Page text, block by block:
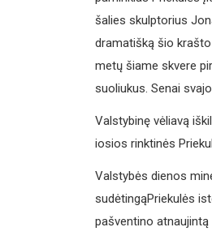
šalies skulptorius
dramatišką šio krašto
metų šiame skvere
suoliukus. Senai
Valstybinę vėliavą
iosios rinktinės
Valstybės dienos
sudėtingąPriekulės
pašventino atnaujintą